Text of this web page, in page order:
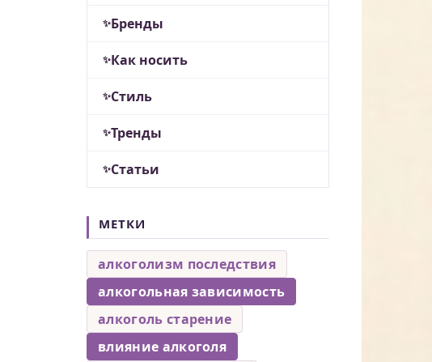
Бренды
Как носить
Стиль
Тренды
Статьи
МЕТКИ
алкоголизм последствия
алкогольная зависимость
алкоголь старение
влияние алкоголя